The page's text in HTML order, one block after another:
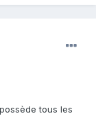
tous les